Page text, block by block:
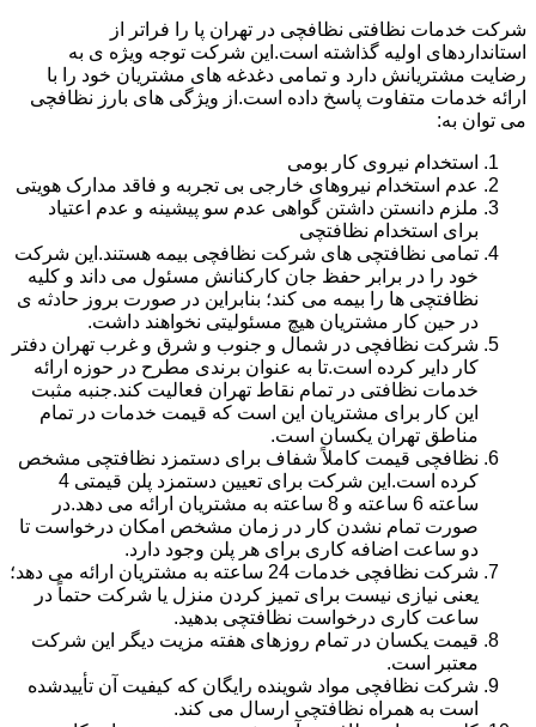
شرکت خدمات نظافتی نظافچی در تهران پا را فراتر از
استانداردهای اولیه گذاشته است.این شرکت توجه ویژه ی به
رضایت مشتریانش دارد و تمامی دغدغه های مشتریان خود را با
ارائه خدمات متفاوت پاسخ داده است.از ویژگی های بارز نظافچی
می توان به:
استخدام نیروی کار بومی
عدم استخدام نیروهای خارجی بی تجربه و فاقد مدارک هویتی
ملزم دانستن داشتن گواهی عدم سو پیشینه و عدم اعتیاد
برای استخدام نظافتچی
تمامی نظافتچی های شرکت نظافچی بیمه هستند.این شرکت
خود را در برابر حفظ جان کارکنانش مسئول می داند و کلیه
نظافتچی ها را بیمه می کند؛ بنابراین در صورت بروز حادثه ی
در حین کار مشتریان هیچ مسئولیتی نخواهند داشت.
شرکت نظافچی در شمال و جنوب و شرق و غرب تهران دفتر
کار دایر کرده است.تا به عنوان برندی مطرح در حوزه ارائه
خدمات نظافتی در تمام نقاط تهران فعالیت کند.جنبه مثبت
این کار برای مشتریان این است که قیمت خدمات در تمام
مناطق تهران یکسان است.
نظافچی قیمت کاملاً شفاف برای دستمزد نظافتچی مشخص
کرده است.این شرکت برای تعیین دستمزد پلن قیمتی 4
ساعته 6 ساعته و 8 ساعته به مشتریان ارائه می دهد.در
صورت تمام نشدن کار در زمان مشخص امکان درخواست تا
دو ساعت اضافه کاری برای هر پلن وجود دارد.
شرکت نظافچی خدمات 24 ساعته به مشتریان ارائه می دهد؛
یعنی نیازی نیست برای تمیز کردن منزل یا شرکت حتماً در
ساعت کاری درخواست نظافتچی بدهید.
قیمت یکسان در تمام روزهای هفته مزیت دیگر این شرکت
معتبر است.
شرکت نظافچی مواد شوینده رایگان که کیفیت آن تأییدشده
است به همراه نظافتچی ارسال می کند.